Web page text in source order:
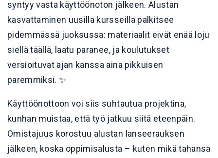
syntyy vasta käyttöönoton jälkeen. Alustan
kasvattaminen uusilla kursseilla palkitsee
pidemmässä juoksussa: materiaalit eivät enää loju
siellä täällä, laatu paranee, ja koulutukset
versioituvat ajan kanssa aina pikkuisen
paremmiksi. ✨
Käyttöönottoon voi siis suhtautua projektina,
kunhan muistaa, että työ jatkuu siitä eteenpäin.
Omistajuus korostuu alustan lanseerauksen
jälkeen, koska oppimisalusta – kuten mikä tahansa